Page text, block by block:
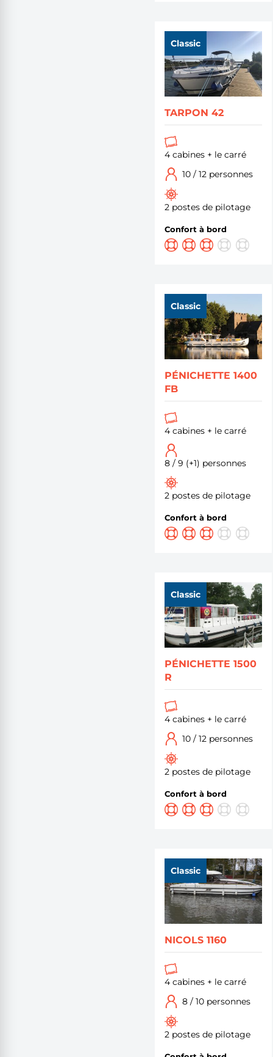
Classic
TARPON 42
4 cabines + le carré
10 / 12 personnes
2 postes de pilotage
Confort à bord
Classic
PÉNICHETTE 1400
FB
4 cabines + le carré
8 / 9 (+1) personnes
2 postes de pilotage
Confort à bord
Classic
PÉNICHETTE 1500
R
4 cabines + le carré
10 / 12 personnes
2 postes de pilotage
Confort à bord
Classic
NICOLS 1160
4 cabines + le carré
8 / 10 personnes
2 postes de pilotage